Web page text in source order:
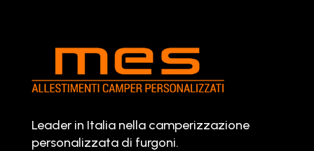
Leader in Italia nella camperizzazione
personalizzata di furgoni.